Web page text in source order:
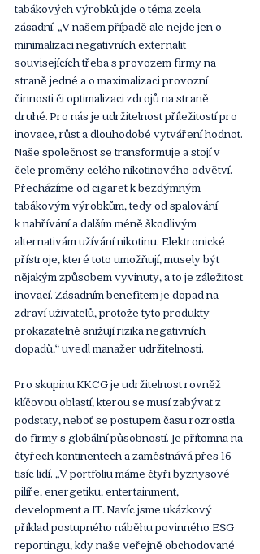
tabákových výrobků jde o téma zcela
zásadní. „V našem případě ale nejde jen o
minimalizaci negativních externalit
souvisejících třeba s provozem firmy na
straně jedné a o maximalizaci provozní
činnosti či optimalizaci zdrojů na straně
druhé. Pro nás je udržitelnost příležitostí pro
inovace, růst a dlouhodobé vytváření hodnot.
Naše společnost se transformuje a stojí v
čele proměny celého nikotinového odvětví.
Přecházíme od cigaret k bezdýmným
tabákovým výrobkům, tedy od spalování
k nahřívání a dalším méně škodlivým
alternativám užívání nikotinu. Elektronické
přístroje, které toto umožňují, musely být
nějakým způsobem vyvinuty, a to je záležitost
inovací. Zásadním benefitem je dopad na
zdraví uživatelů, protože tyto produkty
prokazatelně snižují rizika negativních
dopadů,“ uvedl manažer udržitelnosti.
Pro skupinu KKCG je udržitelnost rovněž
klíčovou oblastí, kterou se musí zabývat z
podstaty, neboť se postupem času rozrostla
do firmy s globální působností. Je přítomna na
čtyřech kontinentech a zaměstnává přes 16
tisíc lidí. „V portfoliu máme čtyři byznysové
pilíře, energetiku, entertainment,
development a IT. Navíc jsme ukázkový
příklad postupného náběhu povinného ESG
reportingu, kdy naše veřejně obchodované